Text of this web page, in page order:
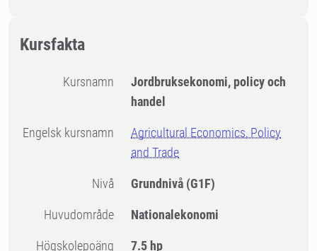
Kursfakta
Kursnamn
Jordbruksekonomi, policy och
handel
Engelsk kursnamn
Agricultural Economics, Policy
and Trade
Nivå Grundnivå (G1F)
Huvudområde Nationalekonomi
högskolepoäng 7.5 hp